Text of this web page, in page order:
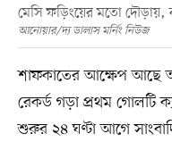
মেসি ফড়িংয়ের মতো দৌড়ায়,
আনোয়ার/দ্য ডালাস মর্নিং নিউজ
শাফকাতের আক্ষেপ আছে
রেকর্ড গড়া প্রথম গোলটি
শুরুর ২৪ ঘণ্টা আগে